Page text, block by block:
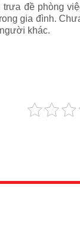
đề phòng
gia đình.
khác.